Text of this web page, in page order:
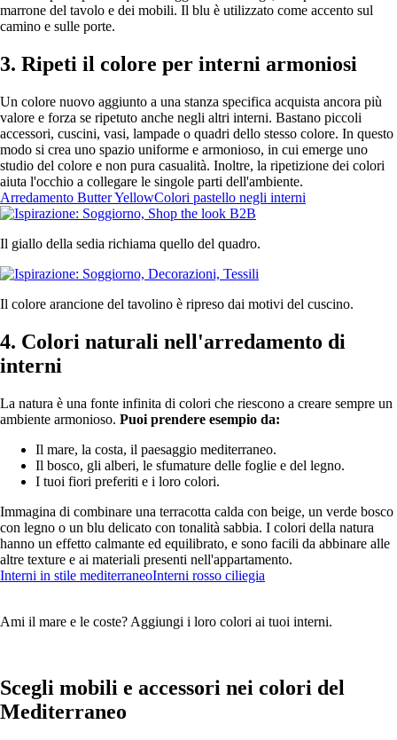
marrone del tavolo e dei mobili. Il blu è utilizzato come accento sul
camino e sulle porte.
3. Ripeti il colore per interni armoniosi
Un colore nuovo aggiunto a una stanza specifica acquista ancora più
valore e forza se ripetuto anche negli altri interni. Bastano piccoli
accessori, cuscini, vasi, lampade o quadri dello stesso colore. In questo
modo si crea uno spazio uniforme e armonioso, in cui emerge uno
studio del colore e non pura casualità. Inoltre, la ripetizione dei colori
aiuta l'occhio a collegare le singole parti dell'ambiente.
Arredamento Butter YellowColori pastello negli interni
Il giallo della sedia richiama quello del quadro.
Il colore arancione del tavolino è ripreso dai motivi del cuscino.
4. Colori naturali nell'arredamento di
interni
La natura è una fonte infinita di colori che riescono a creare sempre un
ambiente armonioso. Puoi prendere esempio da:
Il mare, la costa, il paesaggio mediterraneo.
Il bosco, gli alberi, le sfumature delle foglie e del legno.
I tuoi fiori preferiti e i loro colori.
Immagina di combinare una terracotta calda con beige, un verde bosco
con legno o un blu delicato con tonalità sabbia. I colori della natura
hanno un effetto calmante ed equilibrato, e sono facili da abbinare alle
altre texture e ai materiali presenti nell'appartamento.
Interni in stile mediterraneoInterni rosso ciliegia
Ami il mare e le coste? Aggiungi i loro colori ai tuoi interni.
Scegli mobili e accessori nei colori del
Mediterraneo